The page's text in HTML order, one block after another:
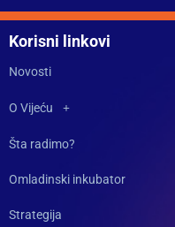
Korisni linkovi
Novosti
O Vijeću
Šta radimo?
Omladinski inkubator
Strategija